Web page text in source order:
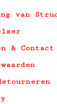
van
& Contact